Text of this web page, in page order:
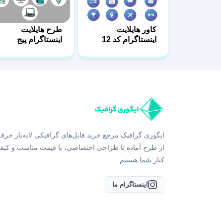
کاور هایلایت
اینستاگرام کد 12
طرح هایلایت
اینستاگرام پیج
ایگوری گرافیک مرجع خرید فایل‌های گرافیکی لایه‌باز
از طرح آماده تا طراحی اختصاصی، با قیمت مناسب و
کنار شما هستیم.
اینستاگرام ما